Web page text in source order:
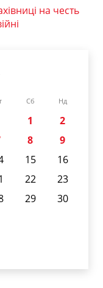
на честь
Сб Нд
1
2
8
9
15
16
22
23
29
30